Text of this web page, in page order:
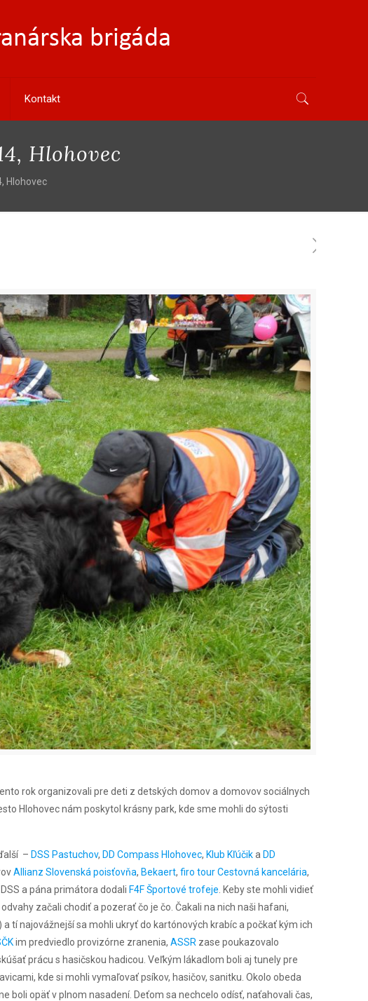
Kontakt
Hlohovec
Hlohovec
rok organizovali pre deti z detských domov a domovov sociálnych
Hlohovec nám poskytol krásny park, kde sme mohli do sýtosti
–DSS Pastuchov,DD Compass Hlohovec,Klub KľúčikaDD
Allianz Slovenská poisťovňa,Bekaert,firo tour Cestovná kancelária,
DSS a pána primátora dodaliF4F Športové trofeje . Keby ste mohli vidieť
začali chodiť a pozerať čo je čo. Čakali na nich naši hafani,
a tí najovážnejší sa mohli ukryť do kartónových krabíc a počkať kým ich
im predviedlo provizórne zranenia,ASSR zase poukazovalo
prácu s hasičskou hadicou. Veľkým lákadlom boli aj tunely pre
kde si mohli vymaľovať psíkov, hasičov, sanitku. Okolo obeda
boli opäť v plnom nasadení. Deťom sa nechcelo odísť, naťahovali čas,